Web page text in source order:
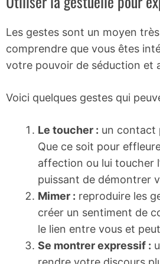
Les gestes sont un moyen
comprendre que vous êtes
votre pouvoir de séduction et
Voici quelques gestes qui
Le toucher : un contact
Que ce soit pour
affection ou lui toucher
puissant de démontrer
Mimer : reproduire les
créer un sentiment de
le lien entre vous et
Se montrer expressif :